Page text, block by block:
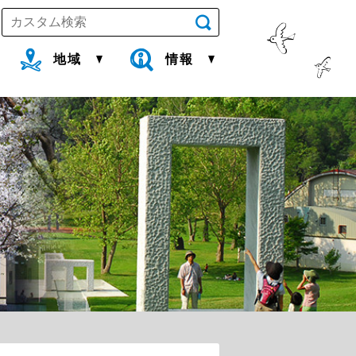
地域 情報